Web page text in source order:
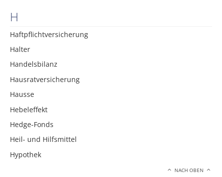
H
Haftpflichtversicherung
Halter
Handelsbilanz
Hausratversicherung
Hausse
Hebeleffekt
Hedge-Fonds
Heil- und Hilfsmittel
Hypothek
NACH OBEN